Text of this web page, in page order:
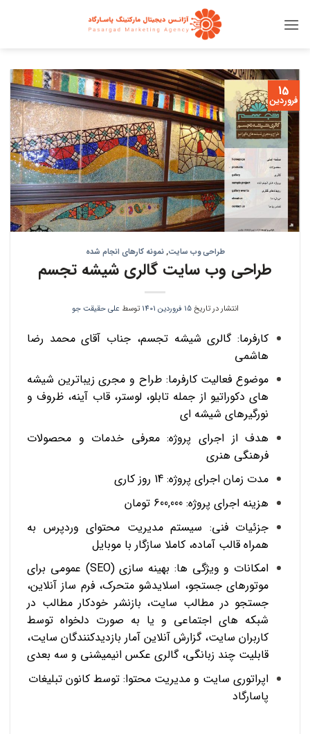
15
فروردین
طراحی وب سایت,نمونه کارهای انجام شده
طراحی وب سایت گالری شیشه تجسم
انتشار در تاریخ15 فروردین 1401 توسط علی حقیقت جو
کارفرما: گالری شیشه تجسم، جناب آقای محمد رضا
هاشمی
موضوع فعالیت کارفرما: طراح و مجری زیباترین شیشه
های دکوراتیو از جمله تابلو، لوستر، قاب آینه، ظروف و
نورگیرهای شیشه ای
هدف از اجرای پروژه: معرفی خدمات و محصولات
فرهنگی هنری
مدت زمان اجرای پروژه: 14 روز کاری
هزینه اجرای پروژه: 600,000 تومان
جزئیات فنی: سیستم مدیریت محتوای وردپرس به
همراه قالب آماده، کاملا سازگار با موبایل
امکانات و ویژگی ها: بهینه سازی (SEO) عمومی برای
موتورهای جستجو، اسلایدشو متحرک، فرم ساز آنلاین،
جستجو در مطالب سایت، بازنشر خودکار مطالب در
شبکه های اجتماعی و یا به صورت دلخواه توسط
کاربران سایت، گزارش آنلاین آمار بازدیدکنندگان سایت،
قابلیت چند زبانگی، گالری عکس انیمیشنی و سه بعدی
اپراتوری سایت و مدیریت محتوا: توسط کانون تبلیغات
پاسارگاد